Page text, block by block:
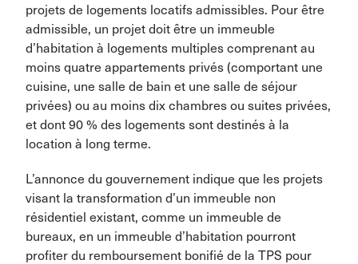
projets de logements locatifs admissibles. Pour être
admissible, un projet doit être un immeuble
d’habitation à logements multiples comprenant au
moins quatre appartements privés (comportant une
cuisine, une salle de bain et une salle de séjour
privées) ou au moins dix chambres ou suites privées,
et dont 90 % des logements sont destinés à la
location à long terme.
L’annonce du gouvernement indique que les projets
visant la transformation d’un immeuble non
résidentiel existant, comme un immeuble de
bureaux, en un immeuble d’habitation pourront
profiter du remboursement bonifié de la TPS pour